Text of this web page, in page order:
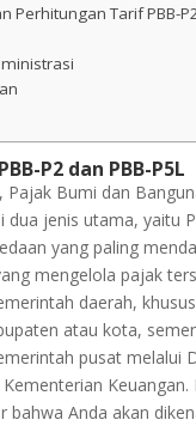
Perhitungan Tarif PBB-
P2 dan PBB-P5L
Pajak Bumi dan
dua jenis utama, yaitu
yang paling
mengelola pajak
daerah,
atau kota,
pusat melalui
Kementerian Keuangan.
bahwa Anda akan